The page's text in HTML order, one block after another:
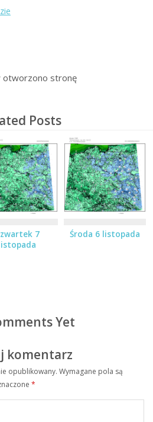
otworzono stronę
Posts
7
Środa 6 listopada
Yet
komentarz
opublikowany. Wymagane pola są
*